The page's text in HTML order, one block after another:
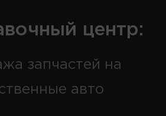
центр:
запчастей на
авто